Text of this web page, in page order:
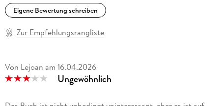
Eigene Bewertung schreiben
Zur Empfehlungsrangliste
Von Lejoan am 16.04.2026
Ungewöhnlich